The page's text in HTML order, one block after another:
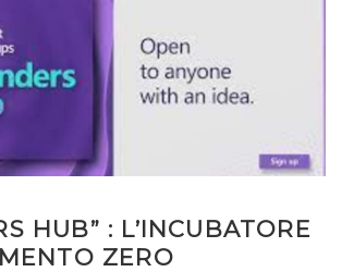
HUB” : L’INCUBATORE
ZERO